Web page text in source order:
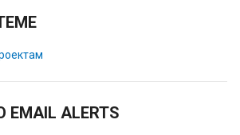
EMAIL ALERTS